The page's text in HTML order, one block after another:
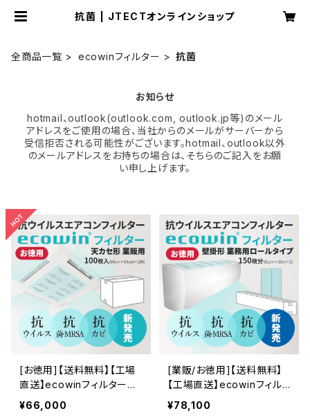
抗菌 | JTECTオンラインショップ
全商品一覧 ecowinフィルター 抗菌
お知らせ
hotmail、outlook(outlook.com, outlook.jp等)のメール
アドレスをご使用の場合、当社からのメールがサーバーから
受信拒否される可能性がございます。hotmail、outlook以外
のメールアドレスをお持ちの場合は、そちらのご記入をお願
い申し上げます。
[お徳用]【送料無料】【工場
直送】ecowinフィルター業
務用(業販用) 64cm × 64
cm 100枚(HAC-FB66)【セ
¥66,000
[業販/お徳用]【送料無料】
【工場直送】ecowinフィル
ター業務・家庭用ロールタ
イプ 81cm×30m×2ロール
¥78,100